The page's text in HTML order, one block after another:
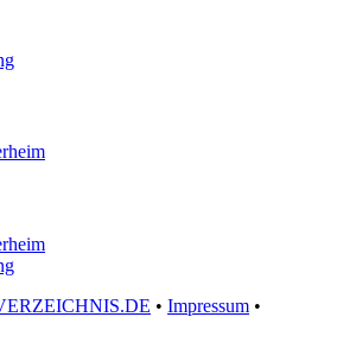
• Impressum •